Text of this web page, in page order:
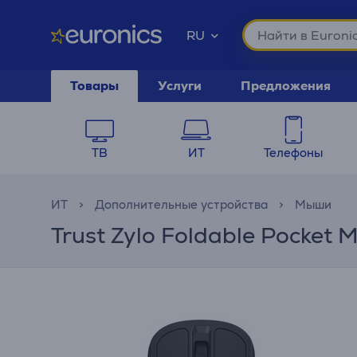
RU
Товары Услуги Предложения
ТВ ИТ Телефоны
ИТ Дополнительные устройства Мыши
Trust Zylo Foldable Pocket